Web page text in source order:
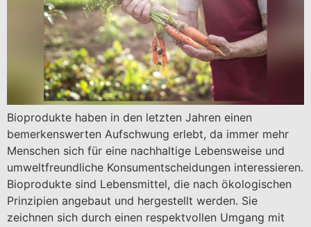
Bioprodukte haben in den letzten Jahren einen
bemerkenswerten Aufschwung erlebt, da immer mehr
Menschen sich für eine nachhaltige Lebensweise und
umweltfreundliche Konsumentscheidungen interessieren.
Bioprodukte sind Lebensmittel, die nach ökologischen
Prinzipien angebaut und hergestellt werden. Sie
zeichnen sich durch einen respektvollen Umgang mit